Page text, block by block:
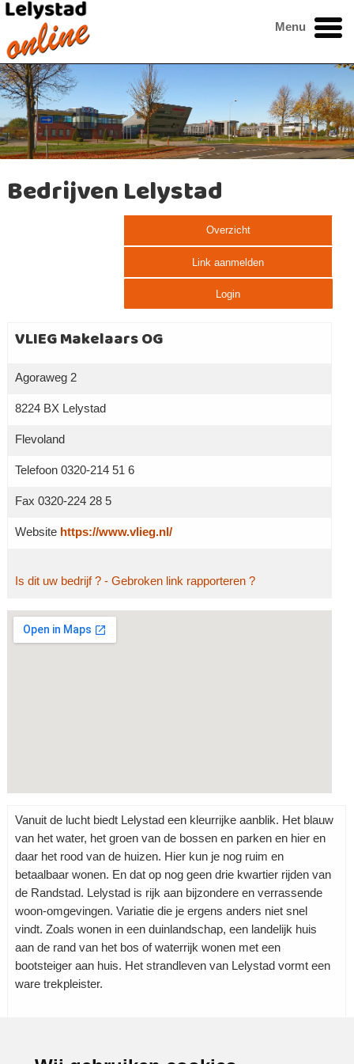
Menu
Bedrijven Lelystad
Overzicht
Link aanmelden
Login
VLIEG Makelaars OG
Agoraweg 2
8224 BX Lelystad
Flevoland
Telefoon 0320-214 51 6
Fax 0320-224 28 5
Website https://www.vlieg.nl/
Is dit uw bedrijf ? - Gebroken link rapporteren ?
Grotere kaart weergeven
Vanuit de lucht biedt Lelystad een kleurrijke aanblik. Het blauw
van het water, het groen van de bossen en parken en hier en
daar het rood van de huizen. Hier kun je nog ruim en
betaalbaar wonen. En dat op nog geen drie kwartier rijden van
de Randstad. Lelystad is rijk aan bijzondere en verrassende
woon-omgevingen. Variatie die je ergens anders niet snel
vindt. Zoals wonen in een duinlandschap, een landelijk huis
aan de rand van het bos of waterrijk wonen met een
bootsteiger aan huis. Het strandleven van Lelystad vormt een
ware trekpleister.